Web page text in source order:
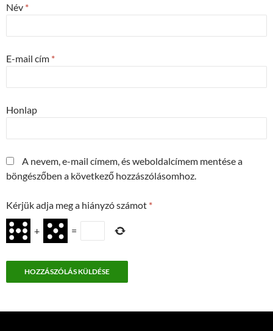
Név *
E-mail cím *
Honlap
A nevem, e-mail címem, és weboldalcímem mentése a
böngészőben a következő hozzászólásomhoz.
Kérjük adja meg a hiányzó számot *
+ =